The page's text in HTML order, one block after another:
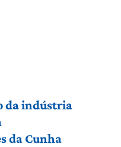
da indústria
da Cunha